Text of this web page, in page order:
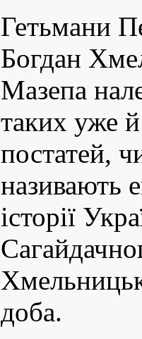
Гетьмани
Богдан
Мазепа
таких уже
постатей,
називають
історії
доба.